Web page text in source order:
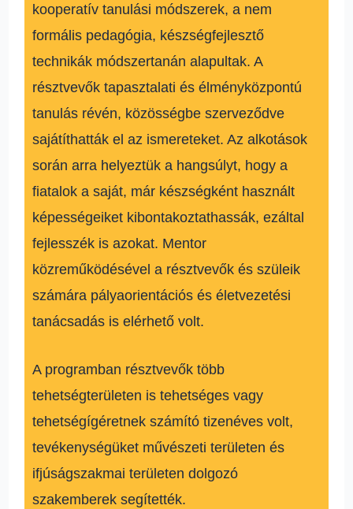
kooperatív tanulási módszerek, a nem
formális pedagógia, készségfejlesztő
technikák módszertanán alapultak. A
résztvevők tapasztalati és élményközpontú
tanulás révén, közösségbe szerveződve
sajátíthatták el az ismereteket. Az alkotások
során arra helyeztük a hangsúlyt, hogy a
fiatalok a saját, már készségként használt
képességeiket kibontakoztathassák, ezáltal
fejlesszék is azokat. Mentor
közreműködésével a résztvevők és szüleik
számára pályaorientációs és életvezetési
tanácsadás is elérhető volt.
A programban résztvevők több
tehetségterületen is tehetséges vagy
tehetségígéretnek számító tizenéves volt,
tevékenységüket művészeti területen és
ifjúságszakmai területen dolgozó
szakemberek segítették.